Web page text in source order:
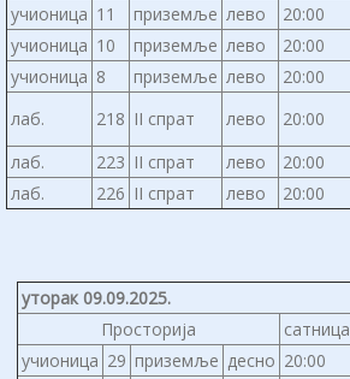
учионица 11 приземље лево 20:00
учионица 10 приземље лево 20:00
учионица 8 приземље лево 20:00
лаб.
218 II спрат лево 20:00
лаб.
223 II спрат лево 20:00
лаб.
226 II спрат лево 20:00
уторак 09.09.2025.
Просторија
сатница
учионица 29 приземље десно 20:00